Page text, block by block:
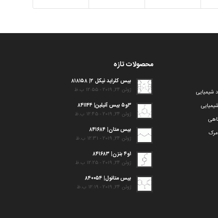
شیمیایی
مرک
محصولات تازه
بیس کلراید نیکل ۲| ۸۱۸۱۵۸
ژوئن 24, 2019 - 12:55 ب.ظ
۳و۵ بیس آنیلین| ۸۴۱۱۴۴
ژوئن 24, 2019 - 12:45 ب.ظ
بیس متان| ۸۴۱۶۸۴
ژوئن 24, 2019 - 12:31 ب.ظ
۱و۴ بنزن| ۸۴۱۶۸۳
ژوئن 24, 2019 - 12:25 ب.ظ
بیس متانول| ۸۴۰۰۵۴
ژوئن 24, 2019 - 12:19 ب.ظ